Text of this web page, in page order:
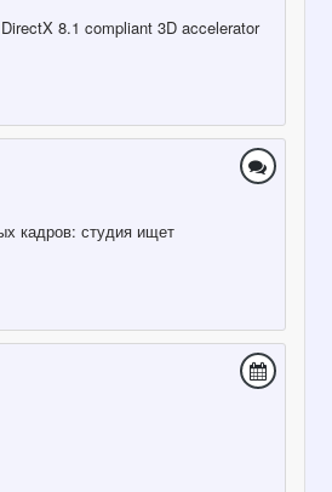
8.1 compliant 3D accelerator
кадров: студия ищет